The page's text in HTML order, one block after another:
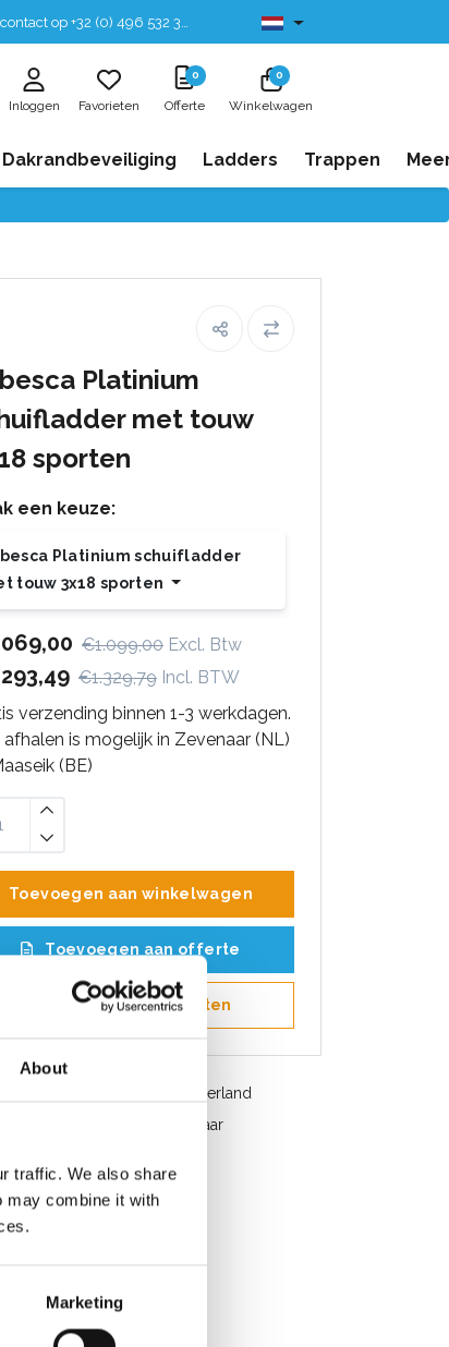
About
traffic. We also share
may combine it with
Marketing
op +32 (0) 496 532 330 Leverbaar uit voorraad
Inloggen Favorieten
0
Offerte
0
Winkelwagen
Dakrandbeveiliging Ladders Trappen
Platinium
met touw
sporten
een keuze:
Platinium schuifladder
touw 3x18 sporten
€1.099,00 Excl. Btw
€1.329,79 Incl. BTW
verzending binnen 1-3 werkdagen.
is mogelijk in Zevenaar (NL)
(BE)
Toevoegen aan winkelwagen
Toevoegen aan offerte
Opslaan in favorieten
verzending in België en Nederland
service. Uit voorraad leverbaar